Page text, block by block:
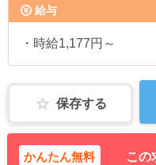
給与
・時給1,177円～
保存する
かんたん無料 この